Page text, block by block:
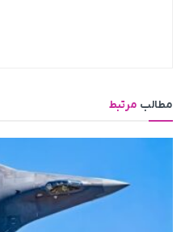
مطالب مرتبط